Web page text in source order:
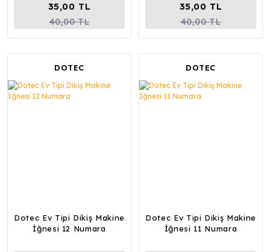
35,00 TL
40,00 TL
35,00 TL
40,00 TL
DOTEC
Dotec Ev Tipi Dikiş Makine
İğnesi 12 Numara
DOTEC
Dotec Ev Tipi Dikiş Makine
İğnesi 11 Numara